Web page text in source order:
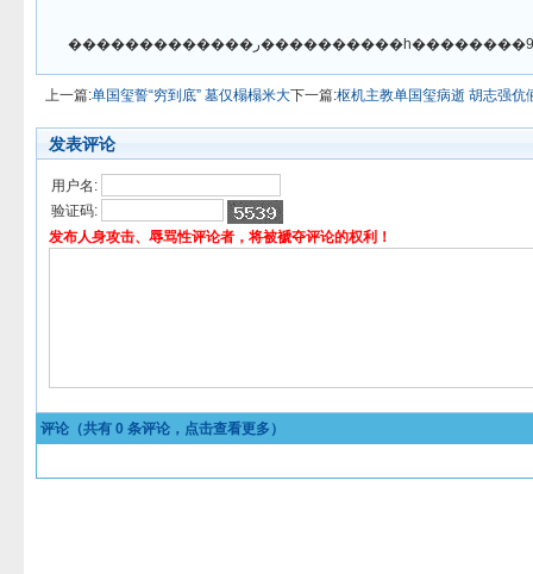
上一篇:单国玺誓“穷到底” 墓仅榻榻米大下一篇:枢机主教单国玺病逝 胡志强伉
发表评论
用户名:
验证码:
发布人身攻击、辱骂性评论者，将被褫夺评论的权利！
评论（共有 0 条评论，点击查看更多）